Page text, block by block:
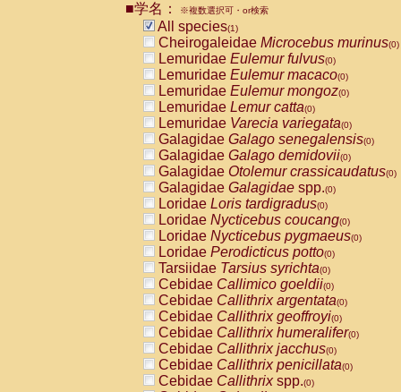
CebidaeCebus nigrivittatus
CebidaeCebus
CebidaeSaimiri boliviensis(0)
CebidaeSaimiri sciureus(0)
AtelidaeAlouatta caraya(0)
AtelidaeAlouatta fusca(0)
AtelidaeAlouatta seniculus
AtelidaeAlouattaspp.(0)
AtelidaeAteles belzebuth(0)
AtelidaeAteles geoffroyi(0)
AtelidaeAteles paniscus(0)
AtelidaeAtelesspp.(0)
Atelidae Lagothrix lagothricha
AtelidaeLagothrix lagothricha cana
PitheciidaeCacajao calvus
PitheciidaeCallicebus cupreus
PitheciidaeCallicebus donacophilus
PitheciidaeCallicebus moloch
PitheciidaeCallicebus torquatus
PitheciidaeCallicebusspp.(0)
PitheciidaeChiropotes satanas(0)
PitheciidaePithecia monachus
PitheciidaePithecia pithecia(0)
CercopithecidaeCercocebus agilis
■学名： ※複数選択可・or検索
All species(1)
Cheirogaleidae Microcebus murinus(0)
Lemuridae Eulemur fulvus(0)
Lemuridae Eulemur macaco(0)
Lemuridae Eulemur mongoz(0)
Lemuridae Lemur catta(0)
Lemuridae Varecia variegata(0)
Galagidae Galago senegalensis(0)
Galagidae Galago demidovii(0)
Galagidae Otolemur crassicaudatus(0)
Galagidae Galagidae spp.(0)
Loridae Loris tardigradus(0)
Loridae Nycticebus coucang(0)
Loridae Nycticebus pygmaeus(0)
Loridae Perodicticus potto(0)
Tarsiidae Tarsius syrichta(0)
Cebidae Callimico goeldii(0)
Cebidae Callithrix argentata(0)
Cebidae Callithrix geoffroyi(0)
Cebidae Callithrix humeralifer(0)
Cebidae Callithrix jacchus(0)
Cebidae Callithrix penicillata(0)
Cebidae Callithrixspp.(0)